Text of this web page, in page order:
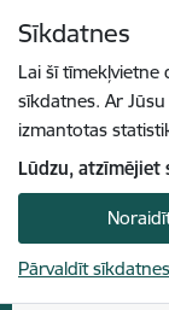
Sīkdatnes
Lai šī
sīkdatnes. Ar
izmantotas
Lūdzu, atzīmējiet
Pārvaldīt sīkdatnes